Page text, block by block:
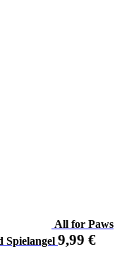
All for Paws
Spielangel 9,99 €